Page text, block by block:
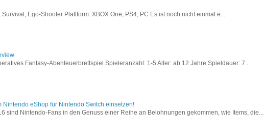
Ego-Shooter Plattform: XBOX One, PS4, PC Es ist noch nicht einmal e...
Fantasy-Abenteuerbrettspiel Spieleranzahl: 1-5 Alter: ab 12 Jahre Spieldauer: 7...
eShop für Nintendo Switch einsetzen!
sind Nintendo-Fans in den Genuss einer Reihe an Belohnungen gekommen, wie Items, die...